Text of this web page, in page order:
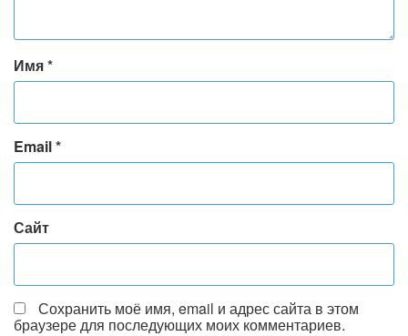
Имя*
Email*
Сайт
Сохранить моё имя, email и адрес сайта в этом
браузере для последующих моих комментариев.